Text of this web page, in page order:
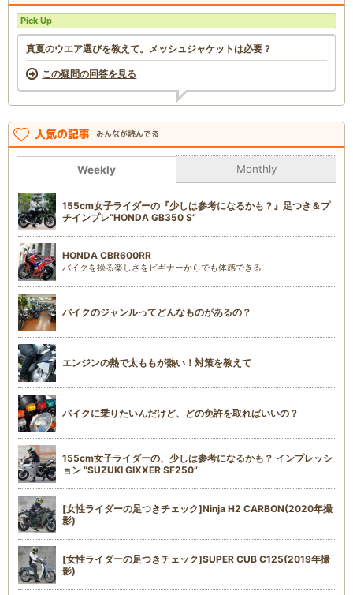
Pick Up
真夏のウエア選びを教えて。メッシュジャケットは必要？
この疑問の回答を見る
人気の記事 みんなが読んでる
Weekly Monthly
155cm女子ライダーの『少しは参考になるかも？』足つき＆プ
チインプレ“HONDA GB350 S”
HONDA CBR600RR
バイクを操る楽しさをビギナーからでも体感できる
バイクのジャンルってどんなものがあるの？
エンジンの熱で太ももが熱い！対策を教えて
バイクに乗りたいんだけど、どの免許を取ればいいの？
155cm女子ライダーの、少しは参考になるかも？ インプレッシ
ョン “SUZUKI GIXXER SF250”
[女性ライダーの足つきチェック]Ninja H2 CARBON(2020年撮
影)
[女性ライダーの足つきチェック]SUPER CUB C125(2019年撮
影)